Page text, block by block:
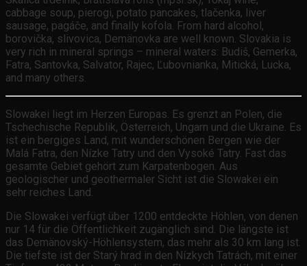
cabbage soup, pierogi, potato pancakes, tlačenka, liver
sausage, pagáče, and finally kofola. From hard alcohol,
borovička, slivovica, Demänovka are well known. Slovakia is
very rich in mineral springs – mineral waters: Budiš, Gemerka,
Fatra, Santovka, Salvator, Rajec, Ľubovnianka, Mitická, Lucka,
and many others.
Slowakei liegt im Herzen Europas. Es grenzt an Polen, die
Tschechische Republik, Österreich, Ungarn und die Ukraine. Es
ist ein bergiges Land, mit wunderschönen Bergen wie der
Malá Fatra, den Nízke Tatry und den Vysoké Tatry. Fast das
gesamte Gebiet gehört zum Karpatenbogen. Aus
geologischer und geothermaler Sicht ist die Slowakei ein
sehr reiches Land.
Die Slowakei verfügt über 1200 entdeckte Höhlen, von denen
nur 14 für die Öffentlichkeit zugänglich sind. Die längste ist
das Demänovský-Höhlensystem, das mehr als 30 km lang ist.
Die tiefste ist der Starý hrad in den Nízkych Tatrách, mit einer